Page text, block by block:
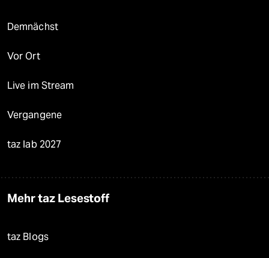
Demnächst
Vor Ort
Live im Stream
Vergangene
taz lab 2027
Mehr taz Lesestoff
taz Blogs